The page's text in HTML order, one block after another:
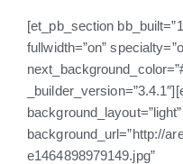
[et_pb_section
fullwidth=”on”
background_layout=”light”
background_url=”http://
e1464898979149.jpg”